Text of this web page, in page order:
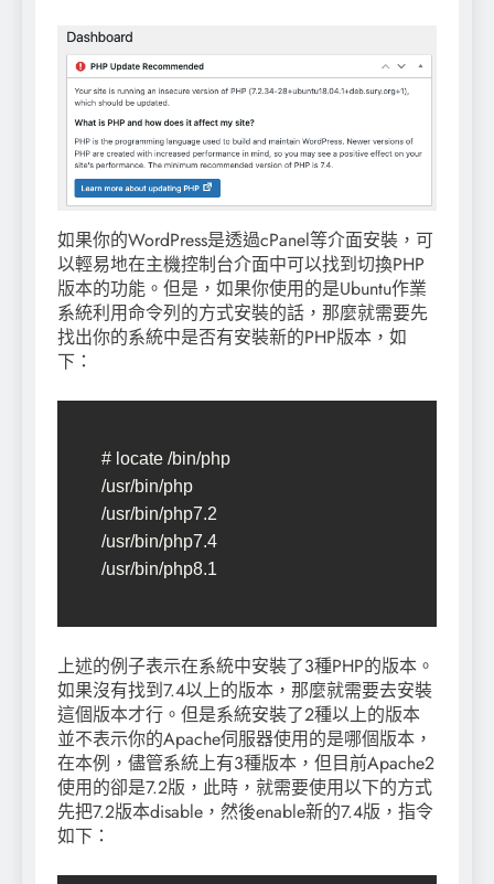
如果你的WordPress是透過cPanel等介面安裝，可
以輕易地在主機控制台介面中可以找到切換PHP
版本的功能。但是，如果你使用的是Ubuntu作業
系統利用命令列的方式安裝的話，那麼就需要先
找出你的系統中是否有安裝新的PHP版本，如
下：
# locate /bin/php
/usr/bin/php
/usr/bin/php7.2
/usr/bin/php7.4
/usr/bin/php8.1
上述的例子表示在系統中安裝了3種PHP的版本。
如果沒有找到7.4以上的版本，那麼就需要去安裝
這個版本才行。但是系統安裝了2種以上的版本
並不表示你的Apache伺服器使用的是哪個版本，
在本例，儘管系統上有3種版本，但目前Apache2
使用的卻是7.2版，此時，就需要使用以下的方式
先把7.2版本disable，然後enable新的7.4版，指令
如下：